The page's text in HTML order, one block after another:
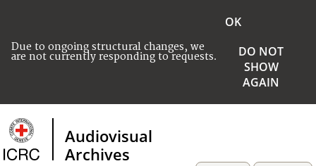
Due to ongoing structural changes, we
are not currently responding to requests.
OK
DO NOT
SHOW
AGAIN
Audiovisual
Archives